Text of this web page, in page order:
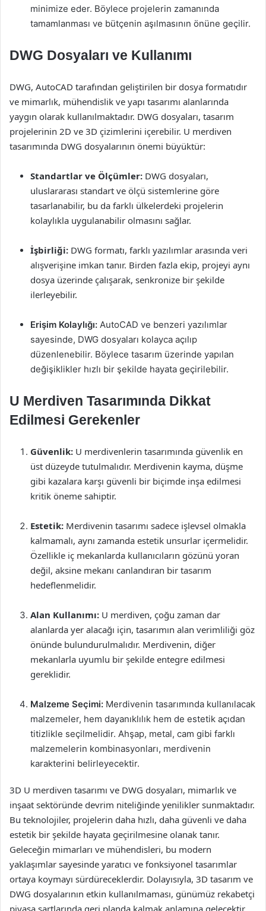
minimize eder. Böylece projelerin zamanında
tamamlanması ve bütçenin aşılmasının önüne geçilir.
DWG Dosyaları ve Kullanımı
DWG, AutoCAD tarafından geliştirilen bir dosya formatıdır
ve mimarlık, mühendislik ve yapı tasarımı alanlarında
yaygın olarak kullanılmaktadır. DWG dosyaları, tasarım
projelerinin 2D ve 3D çizimlerini içerebilir. U merdiven
tasarımında DWG dosyalarının önemi büyüktür:
Standartlar ve Ölçümler: DWG dosyaları,
uluslararası standart ve ölçü sistemlerine göre
tasarlanabilir, bu da farklı ülkelerdeki projelerin
kolaylıkla uygulanabilir olmasını sağlar.
İşbirliği: DWG formatı, farklı yazılımlar arasında veri
alışverişine imkan tanır. Birden fazla ekip, projeyi aynı
dosya üzerinde çalışarak, senkronize bir şekilde
ilerleyebilir.
Erişim Kolaylığı: AutoCAD ve benzeri yazılımlar
sayesinde, DWG dosyaları kolayca açılıp
düzenlenebilir. Böylece tasarım üzerinde yapılan
değişiklikler hızlı bir şekilde hayata geçirilebilir.
U Merdiven Tasarımında Dikkat
Edilmesi Gerekenler
Güvenlik: U merdivenlerin tasarımında güvenlik en
üst düzeyde tutulmalıdır. Merdivenin kayma, düşme
gibi kazalara karşı güvenli bir biçimde inşa edilmesi
kritik öneme sahiptir.
Estetik: Merdivenin tasarımı sadece işlevsel olmakla
kalmamalı, aynı zamanda estetik unsurlar içermelidir.
Özellikle iç mekanlarda kullanıcıların gözünü yoran
değil, aksine mekanı canlandıran bir tasarım
hedeflenmelidir.
Alan Kullanımı: U merdiven, çoğu zaman dar
alanlarda yer alacağı için, tasarımın alan verimliliği göz
önünde bulundurulmalıdır. Merdivenin, diğer
mekanlarla uyumlu bir şekilde entegre edilmesi
gereklidir.
Malzeme Seçimi: Merdivenin tasarımında kullanılacak
malzemeler, hem dayanıklılık hem de estetik açıdan
titizlikle seçilmelidir. Ahşap, metal, cam gibi farklı
malzemelerin kombinasyonları, merdivenin
karakterini belirleyecektir.
3D U merdiven tasarımı ve DWG dosyaları, mimarlık ve
inşaat sektöründe devrim niteliğinde yenilikler sunmaktadır.
Bu teknolojiler, projelerin daha hızlı, daha güvenli ve daha
estetik bir şekilde hayata geçirilmesine olanak tanır.
Geleceğin mimarları ve mühendisleri, bu modern
yaklaşımlar sayesinde yaratıcı ve fonksiyonel tasarımlar
ortaya koymayı sürdüreceklerdir. Dolayısıyla, 3D tasarım ve
DWG dosyalarının etkin kullanılmaması, günümüz rekabetçi
piyasa şartlarında geri planda kalmak anlamına gelecektir.